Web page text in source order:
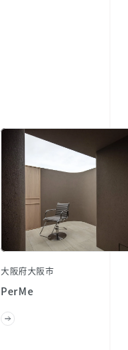
大阪府大阪市
PerMe